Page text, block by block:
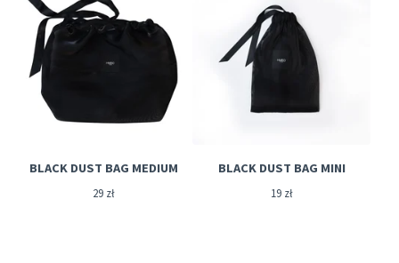
BLACK DUST BAG MEDIUM
29 zł
BLACK DUST BAG MINI
19 zł